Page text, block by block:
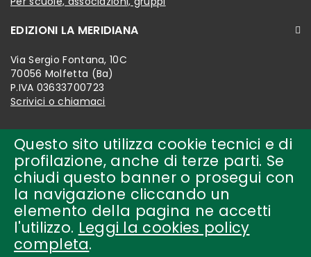
Questo sito utilizza cookie tecnici e di
profilazione, anche di terze parti. Se
chiudi questo banner o prosegui con
la navigazione cliccando un
elemento della pagina ne accetti
l'utilizzo. Leggi la cookies policy
completa.
EDIZIONI LA MERIDIANA
Via Sergio Fontana, 10C
70056 Molfetta (Ba)
P.IVA 03633700723
Scrivici o chiamaci
Copyright © 2018-present by